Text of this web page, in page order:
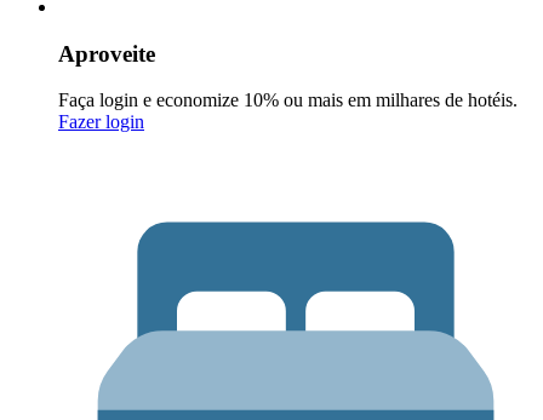
Aproveite
Faça login e economize 10% ou mais em milhares de hotéis.
Fazer login